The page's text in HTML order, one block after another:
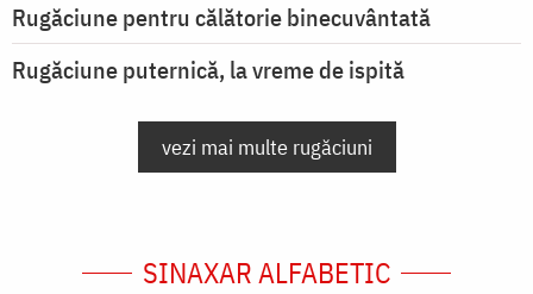
Rugăciune pentru călătorie binecuvântată
Rugăciune puternică, la vreme de ispită
vezi mai multe rugăciuni
SINAXAR ALFABETIC